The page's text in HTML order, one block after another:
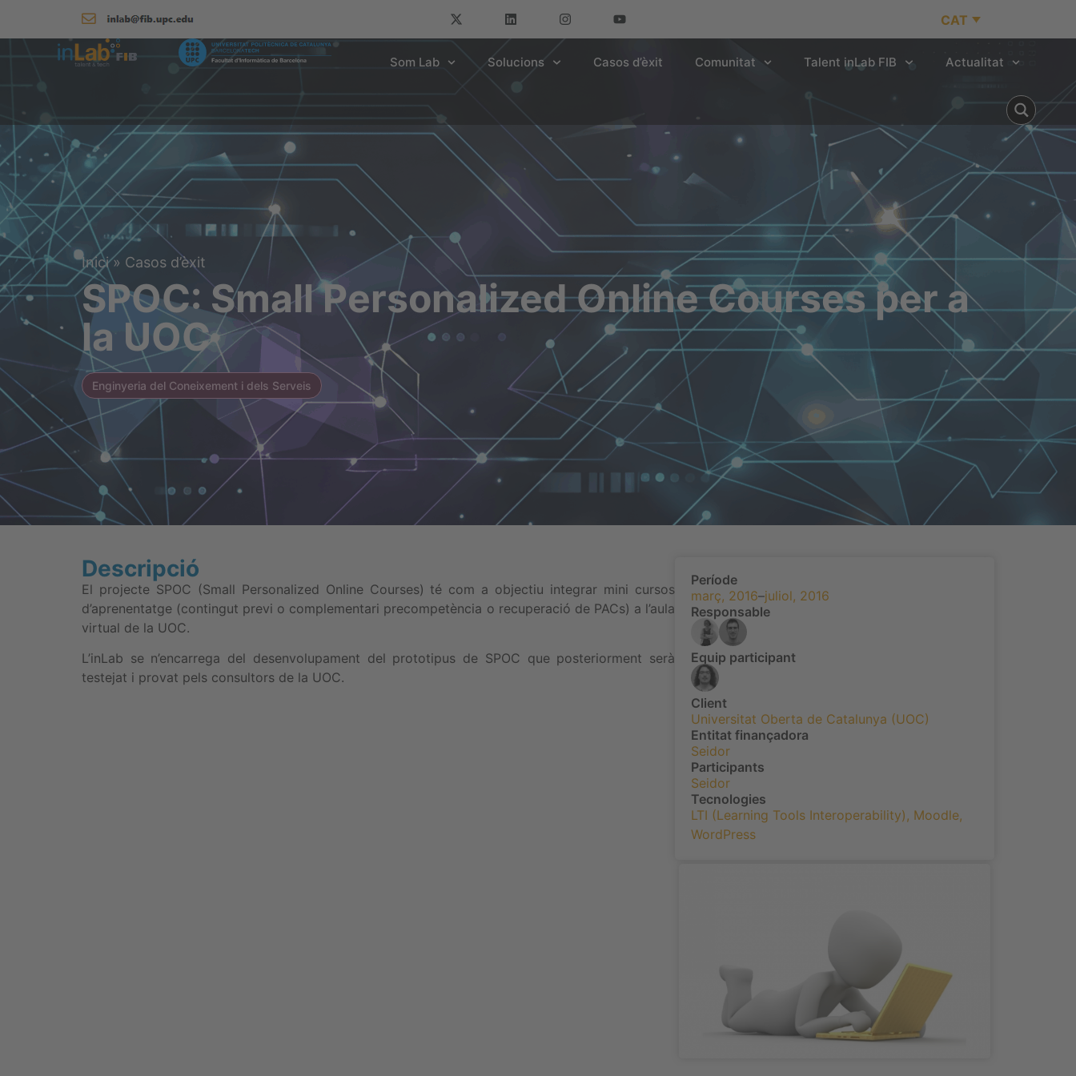
CAT
Som Lab Solucions Casos d’èxit Comunitat Talent inLab FIB Actualitat
Inici» Casos d’èxit
SPOC: Small Personalized Online Courses per a
la UOC
Enginyeria del Coneixement i dels Serveis
Descripció
El projecte SPOC (Small Personalized Online Courses) té com a objectiu integrar mini cursos
d’aprenentatge (contingut previ o complementari precompetència o recuperació de PACs) a l’aula
virtual de la UOC.
L’inLab se n’encarrega del desenvolupament del prototipus de SPOC que posteriorment serà
testejat i provat pels consultors de la UOC.
Període
març, 2016–juliol, 2016
Responsable
Equip participant
Client
Universitat Oberta de Catalunya (UOC)
Entitat finançadora
Seidor
Participants
Seidor
Tecnologies
LTI (Learning Tools Interoperability), Moodle,
WordPress